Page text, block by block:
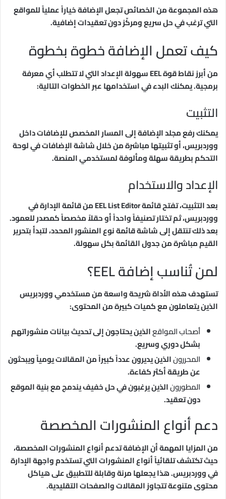
هذه المجموعة من الخصائص تجعل الإضافة خياراً عملياً للمواقع
التي ترغب في حل سريع ومركّز دون تعقيدات إضافية.
كيف تعمل الإضافة خطوة بخطوة
من أبرز نقاط قوة EEL سهولة الإعداد التي لا تتطلب أي معرفة
برمجية. يمكنك البدء في استخدامها عبر الخطوات التالية:
التثبيت
يمكنك رفع مجلد الإضافة إلى المسار المخصص للإضافات داخل
ووردبريس، أو تثبيتها مباشرة من خلال شاشة الإضافات في لوحة
التحكم بطريقة سهلة ومألوفة لمستخدمي المنصة.
الإعداد والاستخدام
بعد التثبيت، تفتح قائمة EEL List Editor من قائمة الإدارة في
ووردبريس، ثم تختار تصنيفاً واحداً أو حقلاً مخصصاً كمصدر للعمود.
بعد ذلك تنتقل إلى شاشة قائمة نوع المنشور المحدد، لتبدأ بتحرير
القيم مباشرة من جدول القائمة بكل سهولة.
لمن تُناسب إضافة EEL؟
تستهدف هذه الأداة شريحة واسعة من مستخدمي ووردبريس
الذين يتعاملون مع كميات كبيرة من المحتوى:
أصحاب المواقعالذين يحتاجون إلى تحديث بيانات منشوراتهم
بشكل دوري وسريع.
المحررونالذين يديرون عدداً كبيراً من المقالات يومياً ويبحثون
عن طريقة أكثر كفاءة.
المطورونالذين يرغبون في حل خفيف يندمج مع بنية الموقع
دون تعقيد.
دعم أنواع المنشورات المخصصة
من المزايا المهمة أن الإضافة تدعم أنواع المنشورات المخصصة،
حيث تكتشف تلقائياً أنواع المنشورات التي تستخدم واجهة الإدارة
في ووردبريس. هذا يجعلها مرنة وقابلة للتطبيق على هياكل
محتوى متنوعة تتجاوز المقالات والصفحات التقليدية.